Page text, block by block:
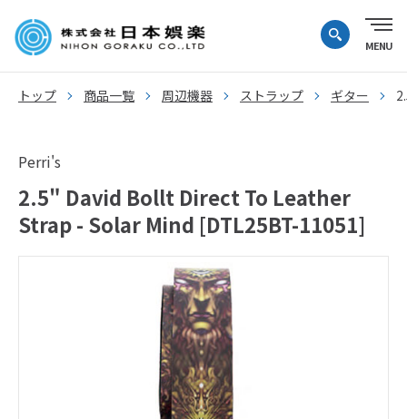
トップ 商品一覧 周辺機器 ストラップ ギター
Perri's
2.5" David Bollt Direct To Leather
Strap - Solar Mind [DTL25BT-11051]